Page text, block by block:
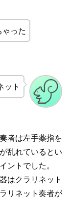
った
ット
者は左手薬指を
乱れているとい
ントでした。
はクラリネット
リネット奏者が